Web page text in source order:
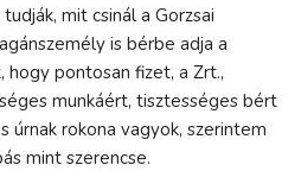
mit csinál a Gorzsai
is bérbe adja a
hogy pontosan fizet, a Zrt.,
munkáért, tisztességes bért
úrnak rokona vagyok, szerintem
mint szerencse.